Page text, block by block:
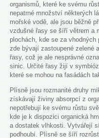
organismů, které ke svému
nepatrné množství některých
mořské vodě, ale jsou běžně
vzdušné řasy se šíří větrem a
plochách, kde se za
zde bývají zastoupené zelené
řasy, což je ale nesprávné
sinic. Určité řasy žijí v
které se mohou na fasádách
Plísně jsou rozmanité druhy
získávají živiny absorpcí z
nepotřebují ke svému růstu
kde je k dispozici organická
a dostatek vlhkosti. Vytvářejí
podhoubí. Plísně se šíří